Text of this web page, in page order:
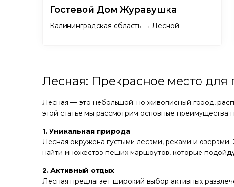
Гостевой Дом Журавушка
Калининградская область → Лесной
Лесная: Прекрасное место для
Лесная — это небольшой, но живописный город,
этой статье мы рассмотрим основные
1. Уникальная природа
Лесная окружена густыми лесами, реками и
найти множество пеших маршрутов, которые
2. Активный отдых
Лесная предлагает широкий выбор активных